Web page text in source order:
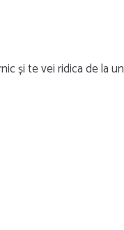
și te vei ridica de la un